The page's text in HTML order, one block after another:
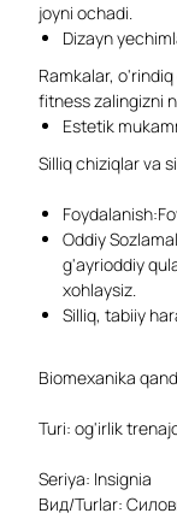
joyni ochadi.
Dizayn
Ramkalar,
fitness zalingizni
Estetik
Silliq chiziqlar va
Oddiy
g'ayrioddiy
xohlaysiz.
Silliq, tabiiy
Biomexanika
Turi: og'irlik
Seriya: Insignia
Вид/Turlar: